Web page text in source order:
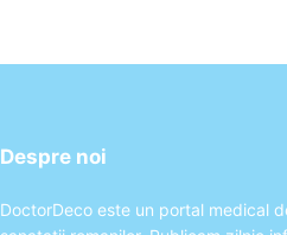
Despre noi
DoctorDeco este un portal medical